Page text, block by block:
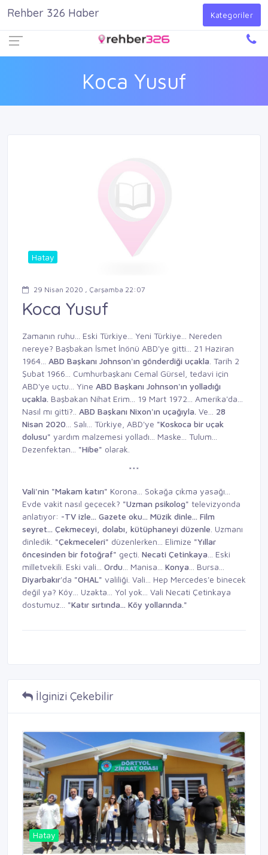
Giriş Yap
Koca Yusuf
Rehber 326 Haber Kategoriler
Hatay
29 Nisan 2020 , Çarşamba 22:07
Koca Yusuf
Zamanın ruhu... Eski Türkiye... Yeni Türkiye... Nereden
nereye? Başbakan İsmet İnönü ABD'ye gitti... 21 Haziran
1964... ABD Başkanı Johnson'ın gönderdiği uçakla . Tarih 2
Şubat 1966... Cumhurbaşkanı Cemal Gürsel, tedavi için
ABD'ye uçtu... Yine ABD Başkanı Johnson'ın yolladığı
uçakla. Başbakan Nihat Erim... 19 Mart 1972... Amerika'da...
Nasıl mı gitti?.. ABD Başkanı Nixon'ın uçağıyla. Ve... 28
Nisan 2020 ... Salı... Türkiye, ABD'ye "Koskoca bir uçak
dolusu" yardım malzemesi yolladı... Maske... Tulum...
Dezenfektan... "Hibe" olarak.
***
Vali'nin "Makam katırı" Korona... Sokağa çıkma yasağı...
Evde vakit nasıl geçecek? "Uzman psikolog" televizyonda
anlatıyor: -TV izle... Gazete oku... Müzik dinle... Film
seyret... Çekmeceyi, dolabı, kütüphaneyi düzenle . Uzmanı
dinledik. "Çekmeceleri" düzenlerken... Elimize "Yıllar
öncesinden bir fotoğraf" geçti. Necati Çetinkaya ... Eski
milletvekili. Eski vali... Ordu ... Manisa... Konya ... Bursa...
Diyarbakır'da "OHAL" valiliği. Vali... Hep Mercedes'e binecek
değil ya? Köy... Uzakta... Yol yok... Vali Necati Çetinkaya
dostumuz... "Katır sırtında... Köy yollarında."
İlginizi Çekebilir
Hatay